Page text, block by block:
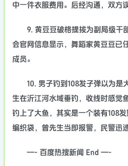
中一件衣服费用。后经沟通，双方
9. 黄豆豆破格提拔为副局级干
会官网信息显示，舞蹈家黄豆豆已
成员。
10. 男子钓到108发子弹以为是
生在沂江河水域垂钓，收线时感觉
钓上了大鱼，其实是一个装有108
编织袋，曾先生当即报警，民警迅
—- 百度热搜新闻 End —-